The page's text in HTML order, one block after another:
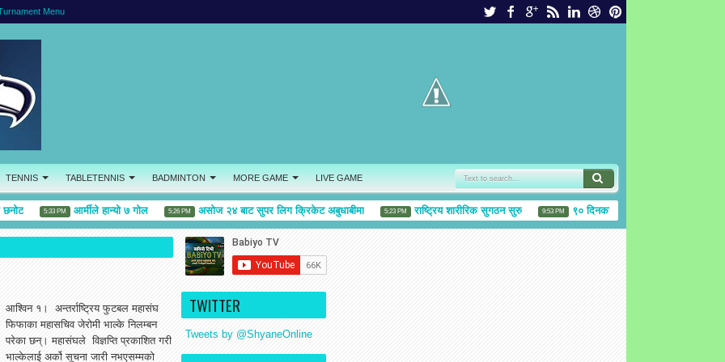
Menu
TENNIS TABLETENNIS BADMINTON MORE GAME LIVE GAME
5:33 PM आर्मीले हान्यो ७ गोल 5:26 PM असोज २४ बाट सुपर लिग क्रिकेट अबुधाबीमा 5:23 PM राष्ट्रिय शारीरिक सुगठन सुरु 9:53 PM ९० दिनका लागि फिफा अध्यक्ष ब्लाटर
आश्विन १। अन्तर्राष्ट्रिय फुटबल महासंघ
फिफाका महासचिव जेरोमी भाल्के निलम्बन
परेका छन्। महासंघले विज्ञप्ति प्रकाशित गरी
भाल्केलाई अर्को सूचना जारी नभएसम्मको
TWITTER
Tweets by @ShyaneOnline